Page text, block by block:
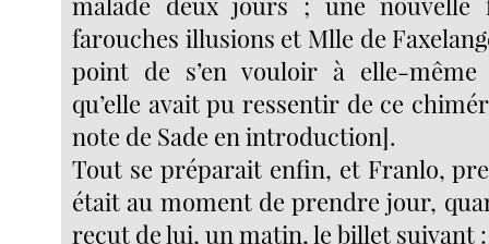
farouches illusions et Mlle de
point de s’en vouloir à elle-même
qu’elle avait pu ressentir de ce
note de Sade en introduction].
Tout se préparait enfin, et Franlo,
était au moment de prendre jour,
reçut de lui, un matin, le billet suivant :